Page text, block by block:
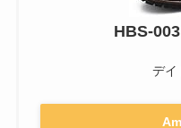
HBS-
デイ